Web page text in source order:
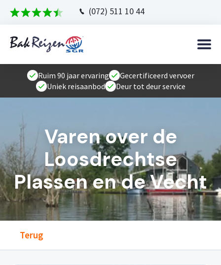
(072) 511 10 44
Ruim 90 jaar ervaring
Gecertificeerd vervoer
Uniek reisaanbod
Deur tot deur service
Varen over de
Loosdrechtse
Plassen en de Vecht
Terug